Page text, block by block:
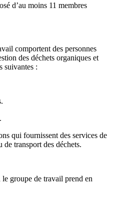
d’au moins 11 membres
comportent des personnes
des déchets organiques et
suivantes :
qui fournissent des services de
transport des déchets.
groupe de travail prend en